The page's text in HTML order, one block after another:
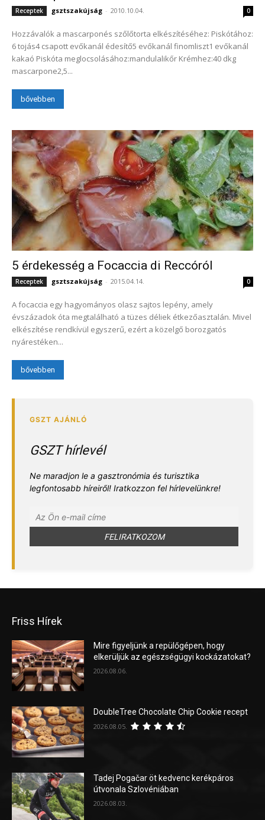
Receptek gsztszakújság - 2010.10.04. 0
Hozzávalók a mascarponés szőlőtorta elkészítéséhez: Piskótához:
6 tojás4 csapott evőkanál édesítő5 evőkanál finomliszt1 evőkanál
kakaó Piskóta meglocsolásához:mandulalikőr Krémhez:40 dkg
mascarpone2,5...
bővebben
5 érdekesség a Focaccia di Reccóról
Receptek gsztszakújság - 2015.04.14. 0
A focaccia egy hagyományos olasz sajtos lepény, amely
évszázadok óta megtalálható a tüzes déliek étkezőasztalán. Mivel
elkészítése rendkívül egyszerű, ezért a közelgő borozgatós
nyárestéken...
bővebben
GSZT hírlevél
Ne maradjon le a gasztronómia és turisztika
legfontosabb híreiről! Iratkozzon fel hírlevelünkre!
Friss Hírek
Mire figyeljünk a repülőgépen, hogy
elkerüljük az egészségügyi kockázatokat?
2026.08.06.
DoubleTree Chocolate Chip Cookie recept
2026.08.05.
Tadej Pogačar öt kedvenc kerékpáros
útvonala Szlovéniában
2026.08.03.